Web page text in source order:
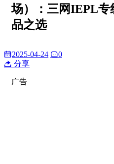
场）：三网IEPL专
品之选
2025-04-24
0
分享
广告